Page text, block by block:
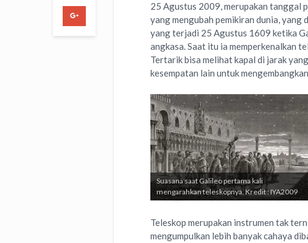
25 Agustus 2009, merupakan tanggal
yang mengubah pemikiran dunia, yang
yang terjadi 25 Agustus 1609 ketika
angkasa. Saat itu ia memperkenalkan
Tertarik bisa melihat kapal di jarak
kesempatan lain untuk
Suasana saat Galileo pertama kali
mengarahkan teleskopnya. Kredit : IYA2009
Teleskop merupakan instrumen tak
mengumpulkan lebih banyak cahaya